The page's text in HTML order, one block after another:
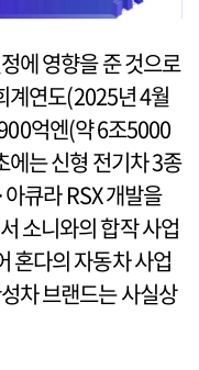
에 영향을 준 것으로
계연도(2025년 4월
억엔(약 6조5000
에는 신형 전기차 3종
큐라 RSX 개발을
소니와의 합작 사업
혼다의 자동차 사업
차 브랜드는 사실상